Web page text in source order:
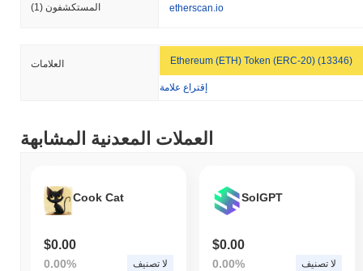
المستكشفون (1) etherscan.io
العلامات Ethereum (ETH) Token (ERC-20) (13346)
إقتراع علامة
العملات المعدنية المشابهة
Cook Cat
$0.00
0.00% لا تصنيف
SolGPT
$0.00
0.00% لا تصنيف